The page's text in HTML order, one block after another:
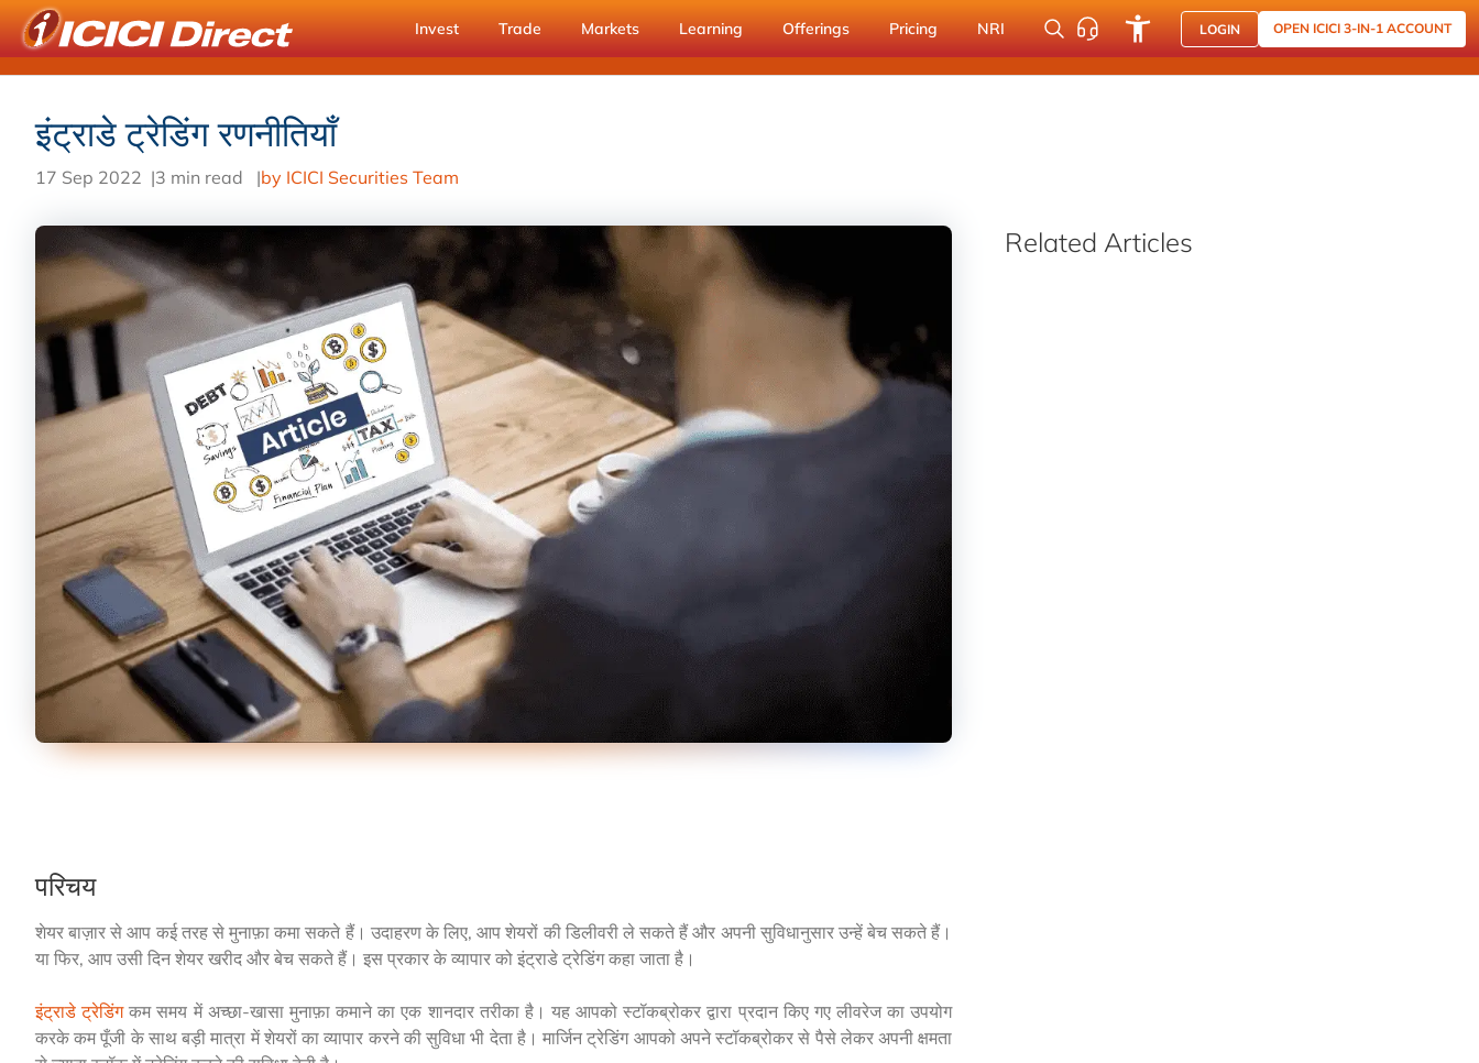
Invest Trade Markets Learning Offerings Pricing NRI LOGIN OPEN ICICI 3-IN-1 ACCOUNT
इंट्राडे ट्रेडिंग रणनीतियाँ
17 Sep 2022 |3 min read |by ICICI Securities Team
परिचय
शेयर बाज़ार से आप कई तरह से मुनाफ़ा कमा सकते हैं। उदाहरण के लिए, आप शेयरों की डिलीवरी ले सकते हैं और अपनी सुविधानुसार उन्हें बेच सकते हैं।
या फिर, आप उसी दिन शेयर खरीद और बेच सकते हैं। इस प्रकार के व्यापार को इंट्राडे ट्रेडिंग कहा जाता है।
इंट्राडे ट्रेडिंगकम समय में अच्छा-खासा मुनाफ़ा कमाने का एक शानदार तरीका है। यह आपको स्टॉकब्रोकर द्वारा प्रदान किए गए लीवरेज का उपयोग
करके कम पूँजी के साथ बड़ी मात्रा में शेयरों का व्यापार करने की सुविधा भी देता है। मार्जिन ट्रेडिंग आपको अपने स्टॉकब्रोकर से पैसे लेकर अपनी क्षमता
Related Articles